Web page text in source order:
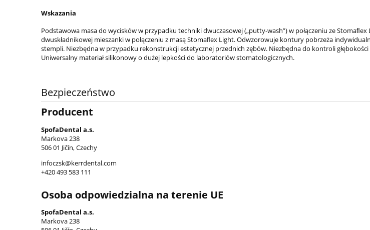
Wskazania
Podstawowa masa do wycisków w przypadku techniki dwuczasowej („putty-wash”) w połączeniu ze
dwuskładnikowej mieszanki w połączeniu z masą Stomaﬂex Light. Odwzorowuje kontury pobrzeża
stempli. Niezbędna w przypadku rekonstrukcji estetycznej przednich zębów. Niezbędna do kontroli
Uniwersalny materiał silikonowy o dużej lepkości do laboratoriów stomatologicznych.
Bezpieczeństwo
Producent
SpofaDental a.s.
Markova 238
506 01 Jičín, Czechy
infoczsk@kerrdental.com
+420 493 583 111
Osoba odpowiedzialna na terenie UE
SpofaDental a.s.
Markova 238